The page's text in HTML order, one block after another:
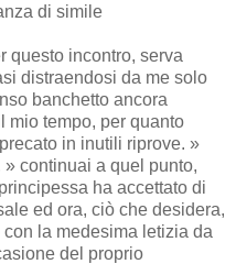
di simile
questo incontro, serva
distraendosi da me solo
banchetto ancora
mio tempo, per quanto
in inutili riprove. »
continuai a quel punto,
ha accettato di
ed ora, ciò che desidera,
la medesima letizia da
del proprio